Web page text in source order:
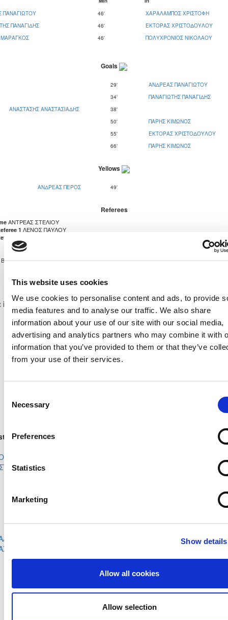
This website uses cookies
We use cookies to personalise content and ads, to provide
media features and to analyse our traffic. We also share
information about your use of our site with our social media,
advertising and analytics partners who may combine it with
information that you’ve provided to them or that they’ve
from your use of their services.
Selection
Necessary
Preferences
Statistics
Marketing
Show details
Allow all cookies
Allow selection
ΠΑΝΑΓΙΩΤΟΥ
46'
ΧΑΡΑΛΑΜΠΟΣ ΧΡΙΣΤΟΦΗ
ΠΑΝΑΓΙΔΗΣ
46'
ΕΚΤΟΡΑΣ ΧΡΙΣΤΟΔΟΥΛΟΥ
ΜΑΡΑΓΚΟΣ
46' ΠΟΛΥΧΡΟΝΙΟΣ ΝΙΚΟΛΑΟΥ
Goals
29'
ΑΝΔΡΕΑΣ ΠΑΝΑΓΙΩΤΟΥ
34'
ΠΑΝΑΓΙΩΤΗΣ ΠΑΝΑΓΙΔΗΣ
ΑΝΑΣΤΑΣΗΣ ΑΝΑΣΤΑΣΙΑΔΗΣ
38'
50'
ΠΑΡΗΣ ΚΙΜΩΝΟΣ
55'
ΕΚΤΟΡΑΣ ΧΡΙΣΤΟΔΟΥΛΟΥ
66'
ΠΑΡΗΣ ΚΙΜΩΝΟΣ
Yellows
ΑΝΔΡΕΑΣ ΠΕΡΟΣ 49'
Referees
ΑΝΤΡΕΑΣ ΣΤΕΛΙΟΥ
1 ΛΕΝΟΣ ΠΑΥΛΟΥ
2
ΒΟΗΘΗΤΙΚΑ ΤΑΣΟΥ ΜΑΡΚΟΥ
1
in Rosters
ΔΗΜΗΤΡΗΣ ΣΥΜΕΟΥ
ΚΥΡΙΑΚΟΣ ΚΟΝΤΟΖΗ
ΓΕΩΡΓΙΟΣ ΚΑΣΙΟΥΡΗΣ
ΑΝΔΡΕΑΣ ΠΕΡΟΣ
ΠΑΝΑΓΙΩΤΗΣ ΚΟΥΜΗΣ
ΛΟΥΚΑΣ ΣΟΥΡΚΟΥΝΗΣ
ΝΕΟΦΥΤΟΣ ΛΥΣΗΣ
ΧΡΗΣΤΟΣ ΜΑΤΘΑΙΟΥ
ΑΝΤΩΝΗΣ ΘΕΟΦΑΝΟΥΣ
ΠΑΡΗΣ ΚΙΜΩΝΟΣ
ΠΑΝΑΓΙΩΤΗΣ ΧΡΙΣΤΟΔΟΥΛΟΥ
ΣΕΡΓΙΟΣ ΣΕΡΓΙΟΥ
ΘΕΟΔΩΡΟΣ ΚΩΝΣΤΑΝΤΙΝΙΔΗΣ
Rosters
ΡΑΦΑΗΛ
ΑΝΔΡΕΑΣ
ΠΑΝΑΓΙΔΗΣ
46'
29' ΑΝΔΡΕΑΣ ΠΑΝΑΓΙΩΤΟΥ
34' ΠΑΝΑΓΙΩΤΗΣ ΠΑΝΑΓΙΔΗΣ
50' ΠΑΡΗΣ ΚΙΜΩΝΟΣ